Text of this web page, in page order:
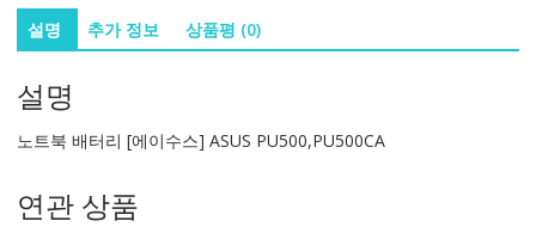
[에
이
스]
ASUS
PU500,PU500CA
량
설명 추가 정보 상품평 (0)
설명
노트북 배터리 [에이수스] ASUS PU500,PU500CA
연관 상품